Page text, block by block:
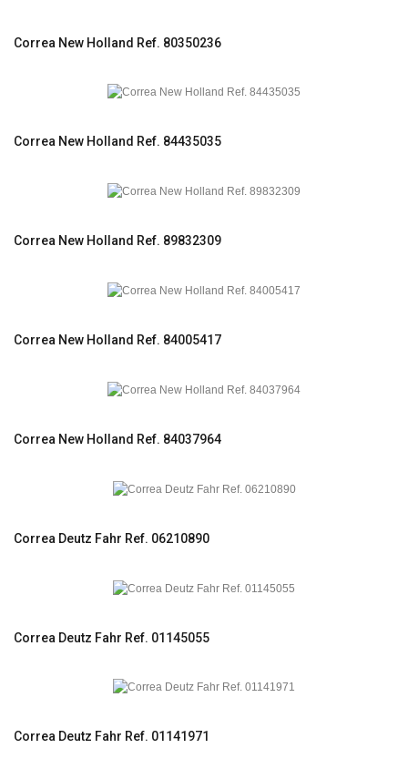
Correa New Holland Ref. 80350236
Correa New Holland Ref. 84435035
Correa New Holland Ref. 89832309
Correa New Holland Ref. 84005417
Correa New Holland Ref. 84037964
Correa Deutz Fahr Ref. 06210890
Correa Deutz Fahr Ref. 01145055
Correa Deutz Fahr Ref. 01141971